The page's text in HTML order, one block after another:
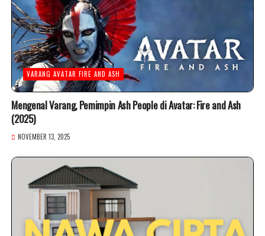
VARANG AVATAR FIRE AND ASH
Mengenal Varang, Pemimpin Ash People di Avatar: Fire and Ash
(2025)
NOVEMBER 13, 2025